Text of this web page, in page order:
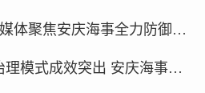
央视、新华社等主流媒体聚焦安庆海事全力防御台风“巴威”
创新水上 “六尺巷” 治理模式成效突出 安庆海事工作专报获市委书记批示